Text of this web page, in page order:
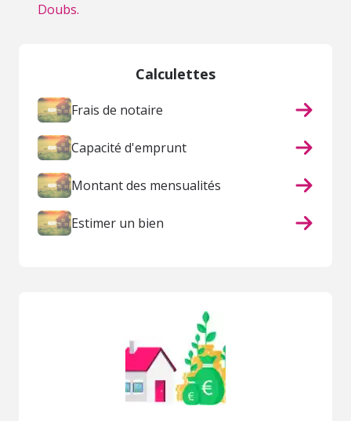
Doubs.
Calculettes
Frais de notaire
Capacité d'emprunt
Montant des mensualités
Estimer un bien